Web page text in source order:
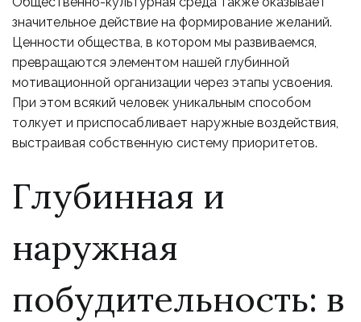
значительное действие на формирование желаний.
Ценности общества, в котором мы развиваемся,
превращаются элементом нашей глубинной
мотивационной организации через этапы усвоения.
При этом всякий человек уникальным способом
толкует и приспосабливает наружные воздействия,
выстраивая собственную систему приоритетов.
Глубинная и
наружная
побудительность: в